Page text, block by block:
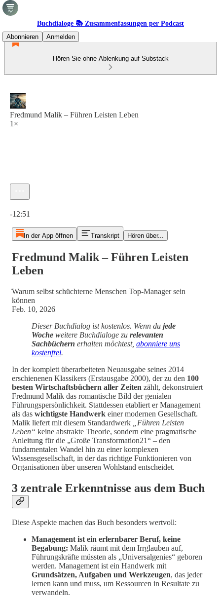
Buchdialoge 📚 Zusammenfassungen per Podcast
Abonnieren
Anmelden
Hören Sie ohne Ablenkung auf Substack
Fredmund Malik – Führen Leisten Leben
1×
-12:51
In der App öffnen Transkript Hören über...
Fredmund Malik – Führen Leisten
Leben
̇Warum selbst schüchterne Menschen Top-Manager sein
können
Feb. 10, 2026
Dieser Buchdialog ist kostenlos. Wenn du jede
Woche weitere Buchdialoge zu relevanten
Sachbüchern erhalten möchtest, abonniere uns
kostenfrei.
In der komplett überarbeiteten Neuausgabe seines 2014
erschienenen Klassikers (Erstausgabe 2000), der zu den 100
besten Wirtschaftsbüchern aller Zeiten zählt, dekonstruiert
Fredmund Malik das romantische Bild der genialen
Führungspersönlichkeit. Stattdessen etabliert er Management
als das wichtigste Handwerk einer modernen Gesellschaft.
Malik liefert mit diesem Standardwerk
„Führen Leisten
Leben“ keine abstrakte Theorie, sondern eine pragmatische
Anleitung für die „Große Transformation21“ – den
fundamentalen Wandel hin zu einer komplexen
Wissensgesellschaft, in der das richtige Funktionieren von
Organisationen über unseren Wohlstand entscheidet.
3 zentrale Erkenntnisse aus dem Buch
Diese Aspekte machen das Buch besonders wertvoll:
Management ist ein erlernbarer Beruf, keine
Begabung: Malik räumt mit dem Irrglauben auf,
Führungskräfte müssten als „Universalgenies“ geboren
werden. Management ist ein Handwerk mit
Grundsätzen, Aufgaben und Werkzeugen, das jeder
lernen kann und muss, um Ressourcen in Resultate zu
verwandeln.